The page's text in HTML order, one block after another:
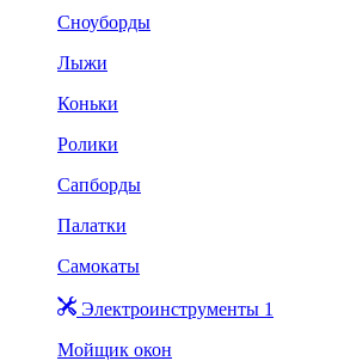
Сноуборды
Лыжи
Коньки
Ролики
Сапборды
Палатки
Самокаты
Электроинструменты 1
Мойщик окон